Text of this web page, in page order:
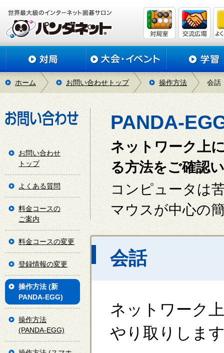
ホーム お問い合わせトップ 操作方法 会話
PANDA-
ネットワーク上
る方法をご確認
コンピュータは
マウスが中心の
会話
ネットワーク
やり取りしま
お問い合わせ
トップ
よくある質問
料金コースの
ご案内
料金コースの変更
登録情報の変更
操作方法 (新
PANDA-EGG)
操作方法
(PANDA-EGG)